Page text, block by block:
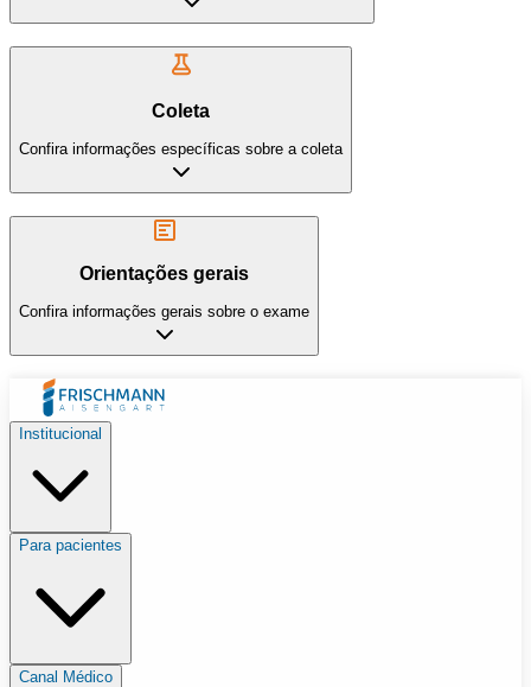
Coleta
Confira informações específicas sobre a coleta
Orientações gerais
Confira informações gerais sobre o exame
Institucional
Para pacientes
Canal Médico